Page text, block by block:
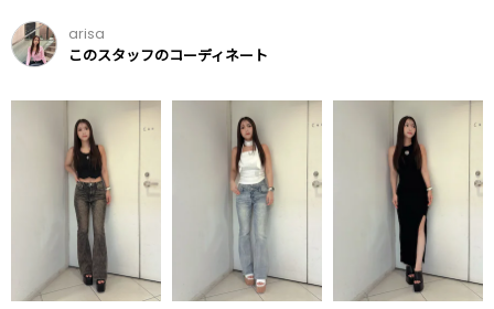
arisa
このスタッフのコーディネート